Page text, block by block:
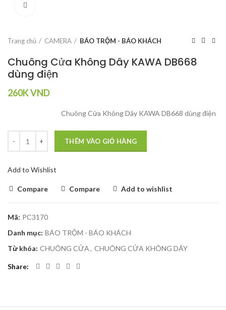
Trang chủ CAMERA BÁO TRỘM - BÁO KHÁCH
Chuông Cửa Không Dây KAWA DB668
dùng điện
260KVND
Chuông Cửa Không Dây KAWA DB668 dùng điện
THÊM VÀO GIỎ HÀNG
Add to Wishlist
Compare Compare Add to wishlist
Mã: PC3170
Danh mục: BÁO TRỘM - BÁO KHÁCH
Từ khóa: CHUÔNG CỬA, CHUÔNG CỬA KHÔNG DÂY
Share